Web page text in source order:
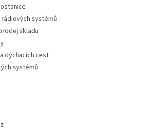
systémů
skladu
dýchacích cest
systémů